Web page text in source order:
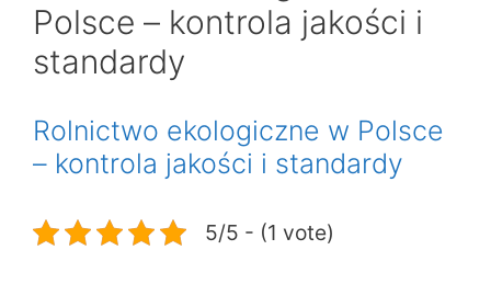
Polsce – kontrola jakości i
standardy
Rolnictwo ekologiczne w Polsce
– kontrola jakości i standardy
5/5 - (1 vote)